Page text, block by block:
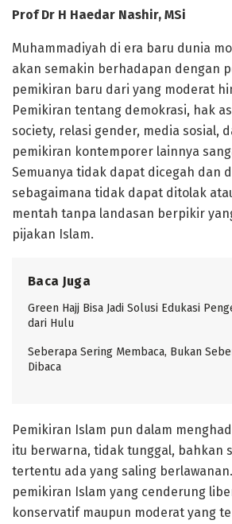
Prof Dr H Haedar Nashir, MSi
Muhammadiyah di era baru dunia
akan semakin berhadapan dengan
pemikiran baru dari yang moderat
Pemikiran tentang demokrasi, hak
society, relasi gender, media sosial,
pemikiran kontemporer lainnya
Semuanya tidak dapat dicegah dan
sebagaimana tidak dapat ditolak
mentah tanpa landasan berpikir
pijakan Islam.
Baca Juga
Green Hajj Bisa Jadi Solusi Edukasi
dari Hulu
Seberapa Sering Membaca, Bukan
Dibaca
Pemikiran Islam pun dalam
itu berwarna, tidak tunggal, bahkan
tertentu ada yang saling
pemikiran Islam yang cenderung
konservatif maupun moderat yang